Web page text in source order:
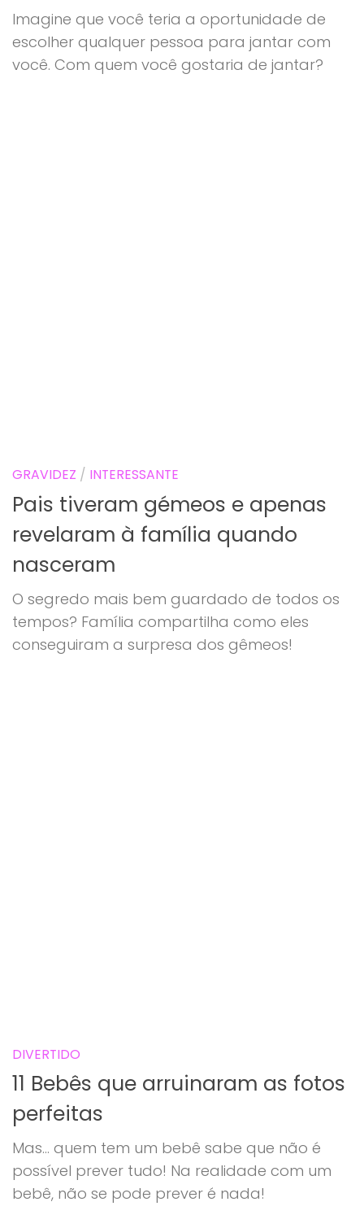
Imagine que você teria a oportunidade de
escolher qualquer pessoa para jantar com
você. Com quem você gostaria de jantar?
GRAVIDEZ / INTERESSANTE
Pais tiveram gémeos e apenas
revelaram à família quando
nasceram
O segredo mais bem guardado de todos os
tempos? Família compartilha como eles
conseguiram a surpresa dos gêmeos!
DIVERTIDO
11 Bebês que arruinaram as fotos
perfeitas
Mas… quem tem um bebê sabe que não é
possível prever tudo! Na realidade com um
bebê, não se pode prever é nada!